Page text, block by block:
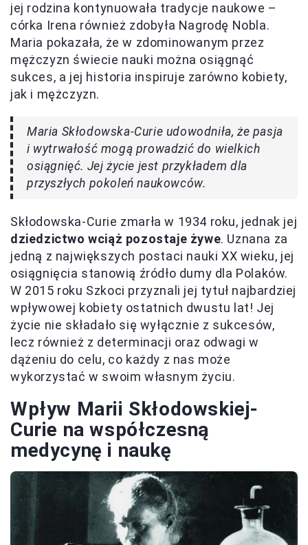
jej rodzina kontynuowała tradycje naukowe –
córka Irena również zdobyła Nagrodę Nobla.
Maria pokazała, że w zdominowanym przez
mężczyzn świecie nauki można osiągnąć
sukces, a jej historia inspiruje zarówno kobiety,
jak i mężczyzn.
Maria Skłodowska-Curie udowodniła, że pasja
i wytrwałość mogą prowadzić do wielkich
osiągnięć. Jej życie jest przykładem dla
przyszłych pokoleń naukowców.
Skłodowska-Curie zmarła w 1934 roku, jednak jej
dziedzictwo wciąż pozostaje żywe. Uznana za
jedną z największych postaci nauki XX wieku, jej
osiągnięcia stanowią źródło dumy dla Polaków.
W 2015 roku Szkoci przyznali jej tytuł najbardziej
wpływowej kobiety ostatnich dwustu lat! Jej
życie nie składało się wyłącznie z sukcesów,
lecz również z determinacji oraz odwagi w
dążeniu do celu, co każdy z nas może
wykorzystać w swoim własnym życiu.
Wpływ Marii Skłodowskiej-
Curie na współczesną
medycynę i naukę